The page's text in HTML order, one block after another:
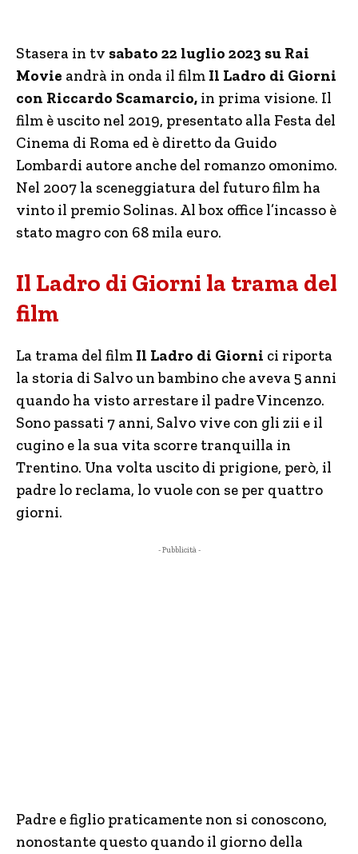
Stasera in tv sabato 22 luglio 2023 su Rai
Movie andrà in onda il film Il Ladro di Giorni
con Riccardo Scamarcio, in prima visione. Il
film è uscito nel 2019, presentato alla Festa del
Cinema di Roma ed è diretto da Guido
Lombardi autore anche del romanzo omonimo.
Nel 2007 la sceneggiatura del futuro film ha
vinto il premio Solinas. Al box office l’incasso è
stato magro con 68 mila euro.
Il Ladro di Giorni la trama del
film
La trama del film Il Ladro di Giorni ci riporta
la storia di Salvo un bambino che aveva 5 anni
quando ha visto arrestare il padre Vincenzo.
Sono passati 7 anni, Salvo vive con gli zii e il
cugino e la sua vita scorre tranquilla in
Trentino. Una volta uscito di prigione, però, il
padre lo reclama, lo vuole con se per quattro
giorni.
- Pubblicità -
Padre e figlio praticamente non si conoscono,
nonostante questo quando il giorno della